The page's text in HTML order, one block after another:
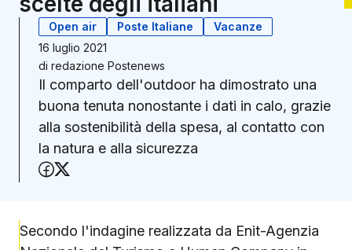
Open air Poste Italiane
Vacanze
16 luglio 2021
di redazione Postenews
Il comparto dell'outdoor ha dimostrato una
buona tenuta nonostante i dati in calo, grazie
alla sostenibilità della spesa, al contatto con
la natura e alla sicurezza
Condividi su Facebook
Secondo l'indagine realizzata da Enit-Agenzia